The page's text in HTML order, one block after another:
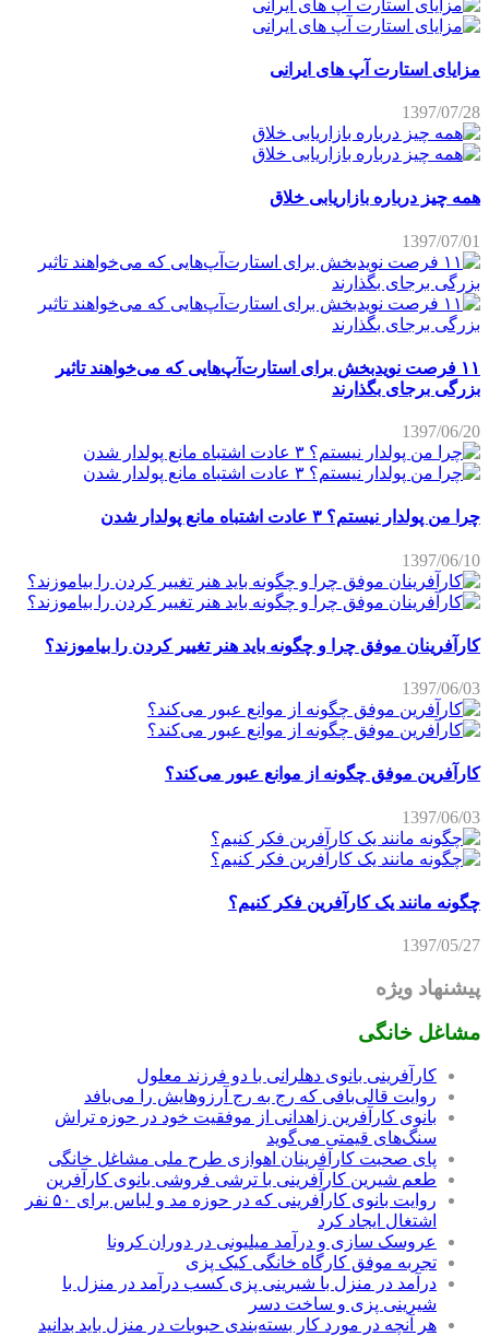
مزایای استارت آپ های ایرانی
1397/07/28
همه چیز درباره بازاریابی خلاق
1397/07/01
۱۱ فرصت نویدبخش برای استارت‌آپ‌هایی که می‌خواهند تاثیر
بزرگی برجای بگذارند
1397/06/20
چرا من پولدار نیستم؟ ۳ عادت اشتباه مانع پولدار شدن
1397/06/10
کارآفرینان موفق چرا و چگونه باید هنر تغییر کردن را بیاموزند؟
1397/06/03
کارآفرین موفق چگونه از موانع عبور می‌کند؟
1397/06/03
چگونه مانند یک کارآفرین فکر کنیم؟
1397/05/27
پیشنهاد ویژه
مشاغل خانگی
کارآفرینی بانوی دهلرانی با دو فرزند معلول
روایت قالی‌بافی که رج به رج آرزوهایش را می‌بافد
بانوی کارآفرین زاهدانی از موفقیت خود در حوزه تراش
سنگ‌های قیمتی می‌گوید
پای صحبت کارآفرینان اهوازی طرح ملی مشاغل خانگی
طعم شیرین کارآفرینی با ترشی فروشی بانوی کارآفرین
روایت بانوی کارآفرینی که در حوزه مد و لباس برای ۵۰ نفر
اشتغال ایجاد کرد
عروسک سازی و درآمد میلیونی در دوران کرونا
تجربه موفق کارگاه خانگی کیک پزی
درآمد در منزل با شیرینی پزی کسب درآمد در منزل با
شیرینی پزی و ساخت دسر
هر آنچه در مورد کار بسته‌بندی حبوبات در منزل باید بدانید